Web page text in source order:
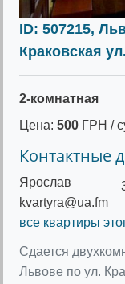
ID: 507215,
Краковская
2-комнатная
Цена: 500 ГРН /
Контактные
Ярослав
kvartyra@ua.fm
все квартиры
Сдается
Львове по ул.